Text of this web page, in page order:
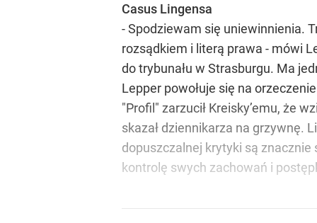
Casus Lingensa
- Spodziewam się uniewinnienia.
rozsądkiem i literą prawa - mówi
do trybunału w Strasburgu. Ma
Lepper powołuje się na
"Profil" zarzucił Kreisky’emu, że
skazał dziennikarza na grzywnę.
dopuszczalnej krytyki są
kontrolę swych zachowań i